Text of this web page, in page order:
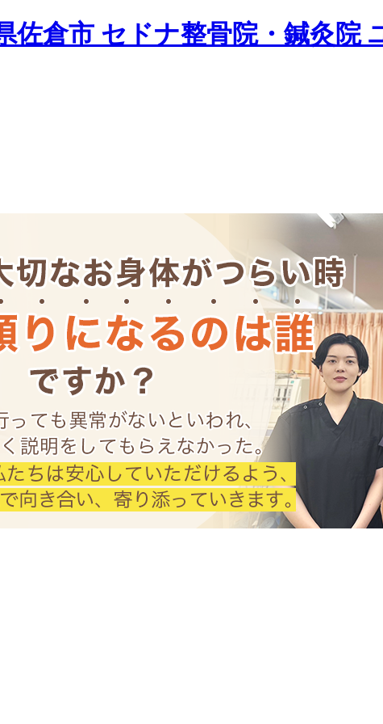
佐倉市 セドナ整骨院・鍼灸院